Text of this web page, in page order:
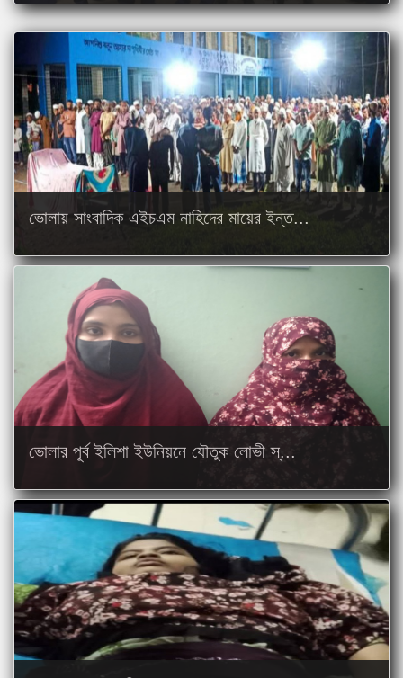
ভোলায় সাংবাদিক এইচএম নাহিদের মায়ের ইন্ত...
ভোলার পূর্ব ইলিশা ইউনিয়নে যৌতুক লোভী স্...